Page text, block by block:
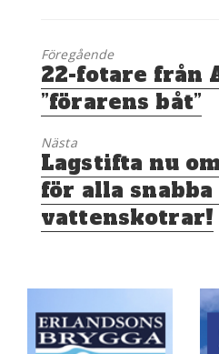
Föregående
Föregående
inlägg:
22-fotare från
”förarens båt”
Nästa
Nästa
inlägg:
Lagstifta nu
för alla
vattenskotrar!